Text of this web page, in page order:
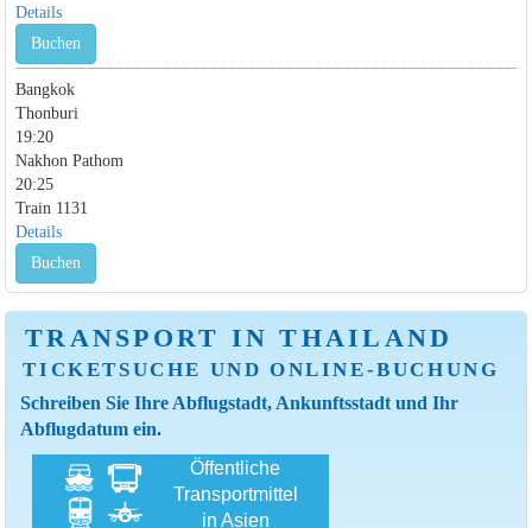
Details
Buchen
Bangkok
Thonburi
19:20
Nakhon Pathom
20:25
Train 1131
Details
Buchen
TRANSPORT IN THAILAND
TICKETSUCHE UND ONLINE-BUCHUNG
Schreiben Sie Ihre Abflugstadt, Ankunftsstadt und Ihr
Abflugdatum ein.
Öffentliche
Transportmittel
in Asien